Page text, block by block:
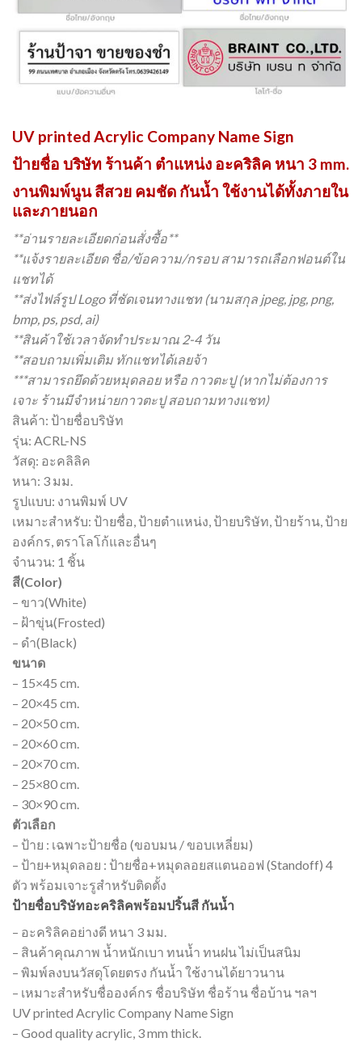
UV printed Acrylic Company Name Sign
ป้ายชื่อ บริษัท ร้านค้า ตำแหน่ง อะคริลิค หนา 3 mm.
งานพิมพ์นูน สีสวย คมชัด กันน้ำ ใช้งานได้ทั้งภายใน
และภายนอก
**อ่านรายละเอียดก่อนสั่งซื้อ**
**แจ้งรายละเอียด ชื่อ/ข้อความ/กรอบ สามารถเลือกฟอนต์ใน
แชทได้
**ส่งไฟล์รูป Logo ที่ชัดเจนทางแชท (นามสกุล jpeg, jpg, png,
bmp, ps, psd, ai)
**สินค้าใช้เวลาจัดทำประมาณ 2-4 วัน
**สอบถามเพิ่มเติม ทักแชทได้เลยจ้า
***สามารถยึดด้วยหมุดลอย หรือ กาวตะปู (หากไม่ต้องการ
เจาะ ร้านมีจำหน่ายกาวตะปู สอบถามทางแชท)
สินค้า: ป้ายชื่อบริษัท
รุ่น: ACRL-NS
วัสดุ: อะคลิลิค
หนา: 3 มม.
รูปแบบ: งานพิมพ์ UV
เหมาะสำหรับ: ป้ายชื่อ, ป้ายตำแหน่ง, ป้ายบริษัท, ป้ายร้าน, ป้าย
องค์กร, ตราโลโก้และอื่นๆ
จำนวน: 1 ชิ้น
สี(Color)
– ขาว(White)
– ฝ้าขุ่น(Frosted)
– ดำ(Black)
ขนาด
– 15×45 cm.
– 20×45 cm.
– 20×50 cm.
– 20×60 cm.
– 20×70 cm.
– 25×80 cm.
– 30×90 cm.
ตัวเลือก
– ป้าย : เฉพาะป้ายชื่อ (ขอบมน / ขอบเหลี่ยม)
– ป้าย+หมุดลอย : ป้ายชื่อ+หมุดลอยสแตนออฟ (Standoff) 4
ตัว พร้อมเจาะรูสำหรับติดตั้ง
ป้ายชื่อบริษัทอะคริลิคพร้อมปริ้นสี กันน้ำ
– อะคริลิคอย่างดี หนา 3 มม.
– สินค้าคุณภาพ น้ำหนักเบา ทนน้ำ ทนฝน ไม่เป็นสนิม
– พิมพ์ลงบนวัสดุโดยตรง กันน้ำ ใช้งานได้ยาวนาน
– เหมาะสำหรับชื่อองค์กร ชื่อบริษัท ชื่อร้าน ชื่อบ้าน ฯลฯ
UV printed Acrylic Company Name Sign
– Good quality acrylic, 3 mm thick.